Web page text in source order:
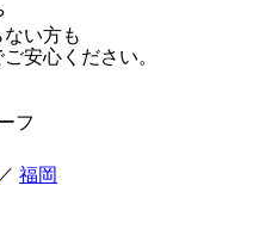
い方も
安心ください。
フ
／ 福岡